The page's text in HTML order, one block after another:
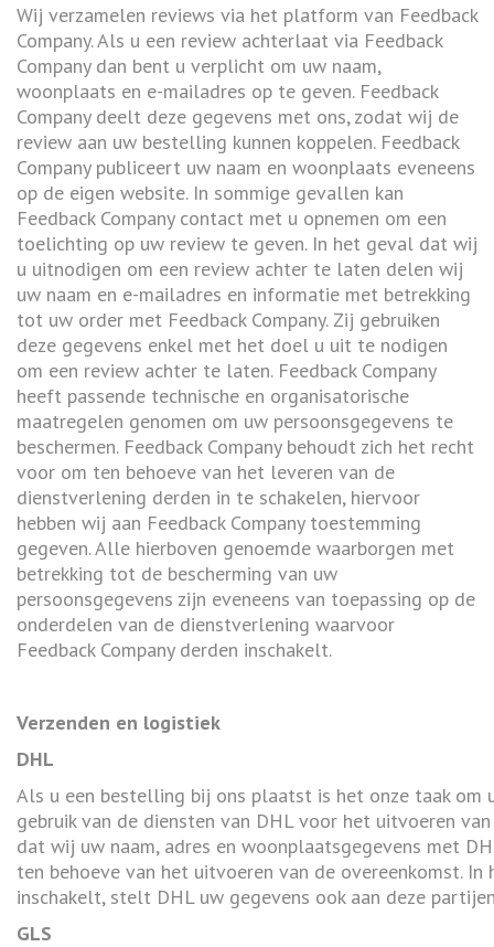
Wij verzamelen reviews via het platform van Feedback
Company. Als u een review achterlaat via Feedback
Company dan bent u verplicht om uw naam,
woonplaats en e-mailadres op te geven. Feedback
Company deelt deze gegevens met ons, zodat wij de
review aan uw bestelling kunnen koppelen. Feedback
Company publiceert uw naam en woonplaats eveneens
op de eigen website. In sommige gevallen kan
Feedback Company contact met u opnemen om een
toelichting op uw review te geven. In het geval dat wij
u uitnodigen om een review achter te laten delen wij
uw naam en e-mailadres en informatie met betrekking
tot uw order met Feedback Company. Zij gebruiken
deze gegevens enkel met het doel u uit te nodigen
om een review achter te laten. Feedback Company
heeft passende technische en organisatorische
maatregelen genomen om uw persoonsgegevens te
beschermen. Feedback Company behoudt zich het recht
voor om ten behoeve van het leveren van de
dienstverlening derden in te schakelen, hiervoor
hebben wij aan Feedback Company toestemming
gegeven. Alle hierboven genoemde waarborgen met
betrekking tot de bescherming van uw
persoonsgegevens zijn eveneens van toepassing op de
onderdelen van de dienstverlening waarvoor
Feedback Company derden inschakelt.
Verzenden en logistiek
DHL
Als u een bestelling bij ons plaatst is het onze taak om
gebruik van de diensten van DHL voor het uitvoeren
dat wij uw naam, adres en woonplaatsgegevens met
ten behoeve van het uitvoeren van de overeenkomst.
inschakelt, stelt DHL uw gegevens ook aan deze
GLS